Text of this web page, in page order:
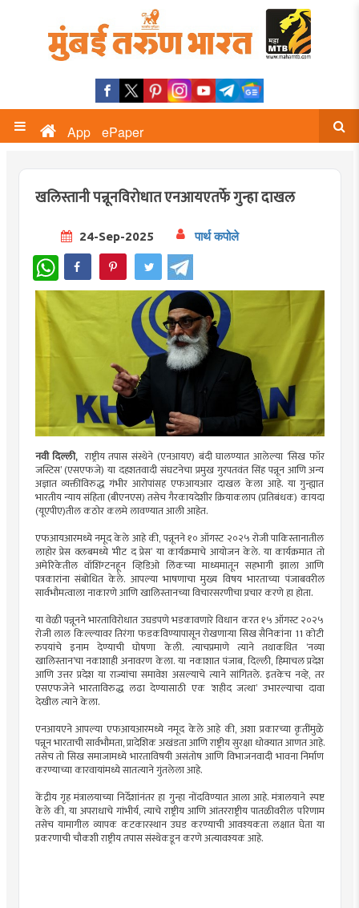
App ePaper
खलिस्तानी पन्नूनविरोधात एनआयएतर्फे गुन्हा दाखल
24-Sep-2025 पार्थ कपोले
WhatsApp
नवी दिल्ली, राष्ट्रीय तपास संस्थेने (एनआयए) बंदी घालण्यात आलेल्या ‘सिख फॉर
जस्टिस’ (एसएफजे) या दहशतवादी संघटनेचा प्रमुख गुरपतवंत सिंह पन्नून आणि अन्य
अज्ञात व्यक्तींविरुद्ध गंभीर आरोपांसह एफआयआर दाखल केला आहे. या गुन्ह्यात
भारतीय न्याय संहिता (बीएनएस) तसेच गैरकायदेशीर क्रियाकलाप (प्रतिबंधक) कायदा
(यूएपीए)तील कठोर कलमे लावण्यात आली आहेत.
एफआयआरमध्ये नमूद केले आहे की, पन्नूनने १० ऑगस्ट २०२५ रोजी पाकिस्तानातील
लाहोर प्रेस क्लबमध्ये ‘मीट द प्रेस’ या कार्यक्रमाचे आयोजन केले. या कार्यक्रमात तो
अमेरिकेतील वॉशिंग्टनहून व्हिडिओ लिंकच्या माध्यमातून सहभागी झाला आणि
पत्रकारांना संबोधित केले. आपल्या भाषणाचा मुख्य विषय भारताच्या पंजाबवरील
सार्वभौमत्वाला नाकारणे आणि खालिस्तानच्या विचारसरणीचा प्रचार करणे हा होता.
या वेळी पन्नूनने भारताविरोधात उघडपणे भडकावणारे विधान करत १५ ऑगस्ट २०२५
रोजी लाल किल्ल्यावर तिरंगा फडकविण्यापासून रोखणाऱ्या सिख सैनिकांना 11 कोटी
रुपयांचे इनाम देण्याची घोषणा केली. त्याचप्रमाणे त्याने तथाकथित ‘नव्या
खालिस्तान’चा नकाशाही अनावरण केला. या नकाशात पंजाब, दिल्ली, हिमाचल प्रदेश
आणि उत्तर प्रदेश या राज्यांचा समावेश असल्याचे त्याने सांगितले. इतकेच नव्हे, तर
एसएफजेने भारताविरुद्ध लढा देण्यासाठी एक ‘शहीद जत्था’ उभारल्याचा दावा
देखील त्याने केला.
एनआयएने आपल्या एफआयआरमध्ये नमूद केले आहे की, अशा प्रकारच्या कृतींमुळे
पन्नून भारताची सार्वभौमता, प्रादेशिक अखंडता आणि राष्ट्रीय सुरक्षा धोक्यात आणत आहे.
तसेच तो सिख समाजामध्ये भारताविषयी असंतोष आणि विभाजनवादी भावना निर्माण
करण्याच्या कारवायांमध्ये सातत्याने गुंतलेला आहे.
केंद्रीय गृह मंत्रालयाच्या निर्देशांनंतर हा गुन्हा नोंदविण्यात आला आहे. मंत्रालयाने स्पष्ट
केले की, या अपराधाचे गांभीर्य, त्याचे राष्ट्रीय आणि आंतरराष्ट्रीय पातळीवरील परिणाम
तसेच यामागील व्यापक कटकारस्थान उघड करण्याची आवश्यकता लक्षात घेता या
प्रकरणाची चौकशी राष्ट्रीय तपास संस्थेकडून करणे अत्यावश्यक आहे.